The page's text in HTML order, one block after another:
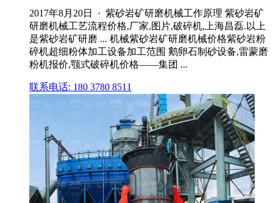
2017年8月20日 · 紫砂岩矿研磨机械工作原理 紫砂岩矿
研磨机械工艺流程价格,厂家,图片,破碎机,上海昌磊.以上
是紫砂岩矿研磨 ... 机械紫砂岩矿研磨机械价格紫砂岩粉
碎机超细粉体加工设备加工范围 鹅卵石制砂设备,雷蒙磨
粉机报价,颚式破碎机价格——集团 ...
联系电话: 180 3780 8511